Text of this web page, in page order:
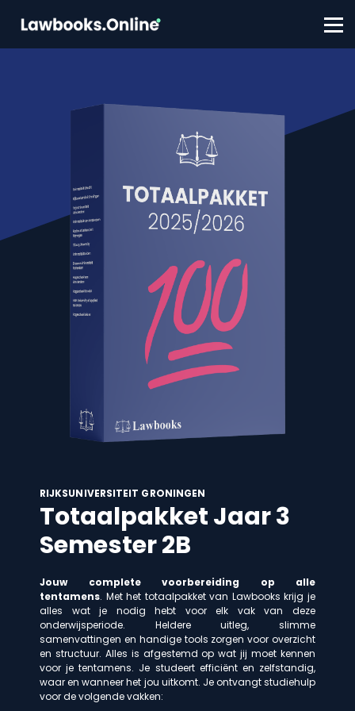
FAQ
Contact
RIJKSUNIVERSITEIT GRONINGEN
Totaalpakket Jaar 3
Semester 2B
Jouw complete voorbereiding op alle
tentamens. Met het totaalpakket van Lawbooks krijg je
alles wat je nodig hebt voor elk vak van deze
onderwijsperiode. Heldere uitleg, slimme
samenvattingen en handige tools zorgen voor overzicht
en structuur. Alles is afgestemd op wat jij moet kennen
voor je tentamens. Je studeert efficiënt en zelfstandig,
waar en wanneer het jou uitkomt. Je ontvangt studiehulp
voor de volgende vakken: